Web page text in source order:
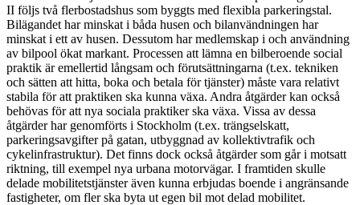
II följs två flerbostadshus som byggts med flexibla parkeringstal.
Bilägandet har minskat i båda husen och bilanvändningen har
minskat i ett av husen. Dessutom har medlemskap i och användning
av bilpool ökat markant. Processen att lämna en bilberoende social
praktik är emellertid långsam och förutsättningarna (t.ex. tekniken
och sätten att hitta, boka och betala för tjänster) måste vara relativt
stabila för att praktiken ska kunna växa. Andra åtgärder kan också
behövas för att nya sociala praktiker ska växa. Vissa av dessa
åtgärder har genomförts i Stockholm (t.ex. trängselskatt,
parkeringsavgifter på gatan, utbyggnad av kollektivtrafik och
cykelinfrastruktur). Det finns dock också åtgärder som går i motsatt
riktning, till exempel nya urbana motorvägar. I framtiden skulle
delade mobilitetstjänster även kunna erbjudas boende i angränsande
fastigheter, om fler ska byta ut egen bil mot delad mobilitet.